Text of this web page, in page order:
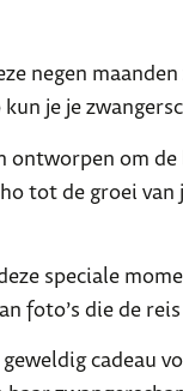
negen
je je
om
tot de groei
speciale
foto’s die de
cadeau